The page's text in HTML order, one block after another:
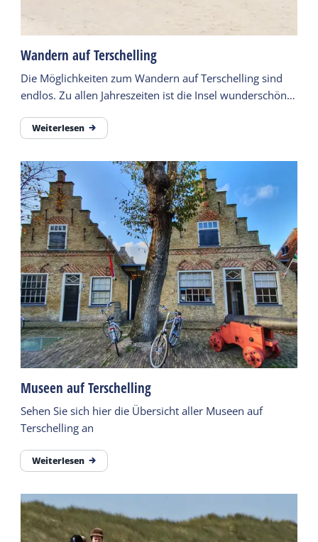
Wandern auf Terschelling
Die Möglichkeiten zum Wandern auf Terschelling sind
endlos. Zu allen Jahreszeiten ist die Insel wunderschön.
Weiterlesen
Museen auf Terschelling
Sehen Sie sich hier die Übersicht aller Museen auf
Terschelling an
Weiterlesen